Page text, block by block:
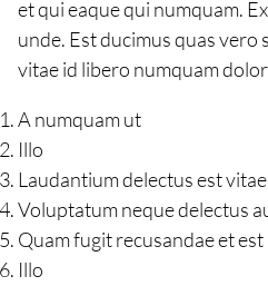
et qui eaque qui numquam.
unde. Est ducimus quas
vitae id libero numquam
A numquam ut
Illo
Laudantium delectus est vitae
Voluptatum neque delectus
Quam fugit recusandae et est
Illo